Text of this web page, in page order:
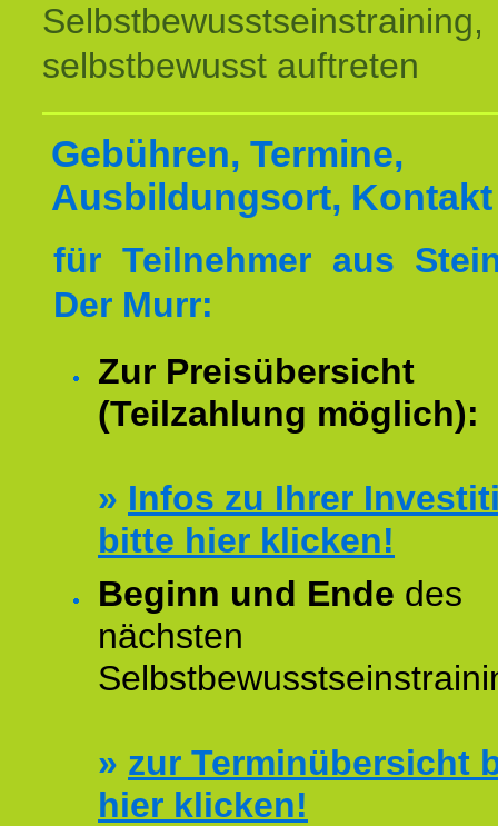
Selbstbewusstseinstraining,
selbstbewusst auftreten
Gebühren, Termine,
Ausbildungsort, Kontakt
für Teilnehmer aus
Der Murr:
Zur Preisübersicht
(Teilzahlung möglich):
» Infos zu Ihrer
bitte hier klicken!
Beginn und Ende des
nächsten
» zur Terminübersicht
hier klicken!